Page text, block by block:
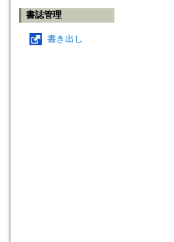
書誌管理
書き出し